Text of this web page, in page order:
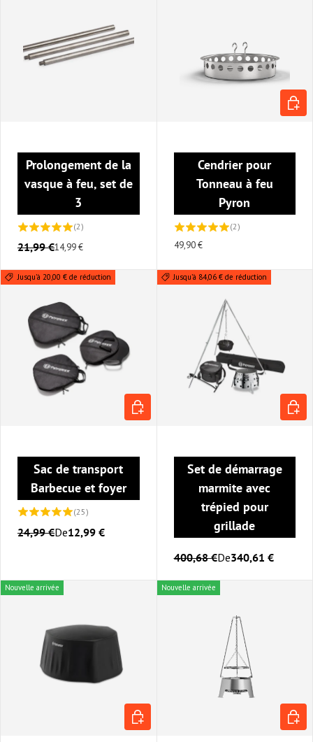
Prolongement de la
vasque à feu, set de
3
(2)
21,99 €14,99 €
Cendrier pour
Tonneau à feu
Pyron
(2)
49,90 €
Jusqu’à 20,00 € de réduction
Sac de transport
Barbecue et foyer
(25)
24,99 €De12,99 €
CHOISIR LES OPTIONS
Jusqu’à 84,06 € de réduction
Set de démarrage
marmite avec
trépied pour
grillade
400,68 €De340,61 €
Nouvelle arrivée
AJOUTER AU PANIER
Nouvelle arrivée